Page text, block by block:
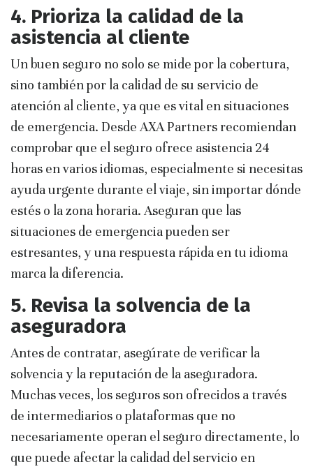
4. Prioriza la calidad de la
asistencia al cliente
Un buen seguro no solo se mide por la cobertura,
sino también por la calidad de su servicio de
atención al cliente, ya que es vital en situaciones
de emergencia. Desde AXA Partners recomiendan
comprobar que el seguro ofrece asistencia 24
horas en varios idiomas, especialmente si necesitas
ayuda urgente durante el viaje, sin importar dónde
estés o la zona horaria. Aseguran que las
situaciones de emergencia pueden ser
estresantes, y una respuesta rápida en tu idioma
marca la diferencia.
5. Revisa la solvencia de la
aseguradora
Antes de contratar, asegúrate de verificar la
solvencia y la reputación de la aseguradora.
Muchas veces, los seguros son ofrecidos a través
de intermediarios o plataformas que no
necesariamente operan el seguro directamente, lo
que puede afectar la calidad del servicio en